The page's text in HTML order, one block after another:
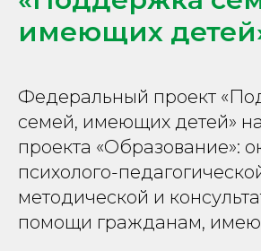
имеющих
Федеральный проект
семей, имеющих детей»
проекта «Образование»:
психолого-
методической и
помощи гражданам,